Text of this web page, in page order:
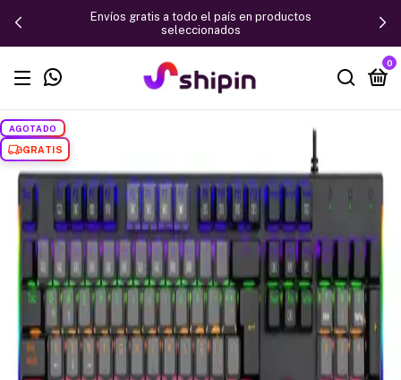
Envíos gratis a todo el país en productos
seleccionados
0
AGOTADO
GRATIS